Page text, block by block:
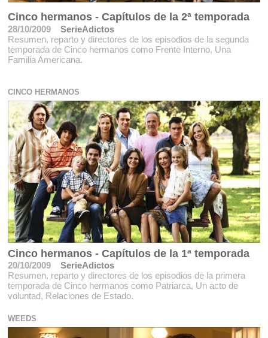
Cinco hermanos - Capítulos de la 2ª temporada
28/10/2009
SerieAdictos
Resumen, reparto y directores de los episodios de la segunda
temporada de Cinco hermanos como Frente Interno, Una
Familia Americana.
CINCO HERMANOS
Cinco hermanos - Capítulos de la 1ª temporada
20/10/2009
SerieAdictos
Resumen, reparto y directores de los episodios de la primera
temporada de Cinco hermanos como Patriarca, Un acto de
voluntad, Relaciones de Estado.
WEEDS